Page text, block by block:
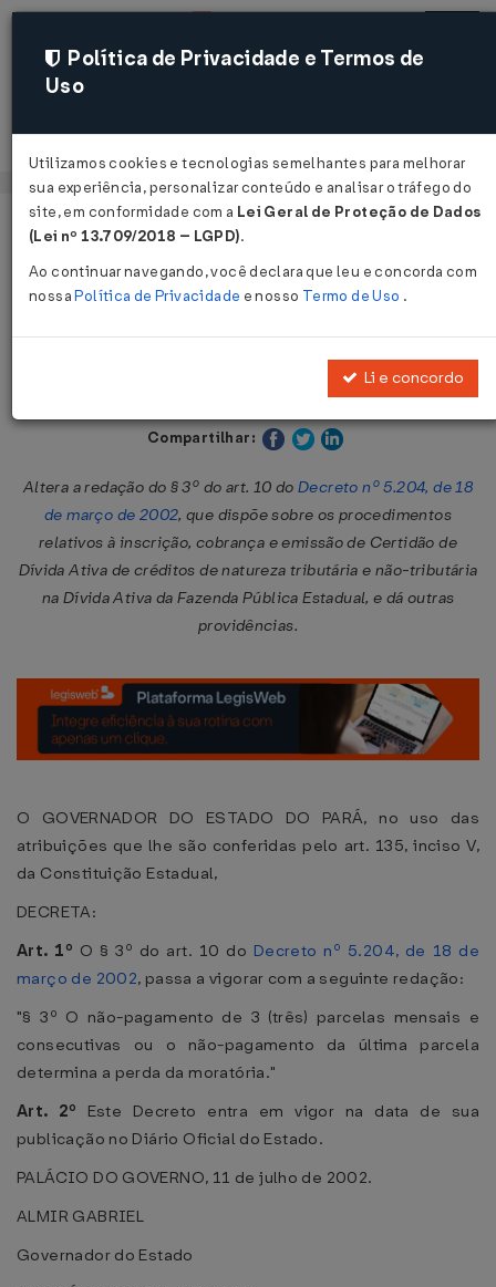
Acessar
Página Inicial Legislações
Decreto nº 5.376 de 11/07/2002
Publicado no DOE - PA em 19 jul 2002
Compartilhar:
Altera a redação do § 3º do art. 10 doDecreto nº 5.204, de 18
de março de 2002, que dispõe sobre os procedimentos
relativos à inscrição, cobrança e emissão de Certidão de
Dívida Ativa de créditos de natureza tributária e não-tributária
na Dívida Ativa da Fazenda Pública Estadual, e dá outras
providências.
O GOVERNADOR DO ESTADO DO PARÁ, no uso das
atribuições que lhe são conferidas pelo art. 135, inciso V,
da Constituição Estadual,
DECRETA:
Art. 1º O § 3º do art. 10 do Decreto nº 5.204, de 18 de
março de 2002, passa a vigorar com a seguinte redação:
"§ 3º O não-pagamento de 3 (três) parcelas mensais e
consecutivas ou o não-pagamento da última parcela
determina a perda da moratória."
Art. 2º Este Decreto entra em vigor na data de sua
publicação no Diário Oficial do Estado.
PALÁCIO DO GOVERNO, 11 de julho de 2002.
ALMIR GABRIEL
Governador do Estado
Política de Privacidade e Termos de
Uso
Utilizamos cookies e tecnologias semelhantes para melhorar
sua experiência, personalizar conteúdo e analisar o tráfego do
site, em conformidade com a Lei Geral de Proteção de Dados
(Lei nº 13.709/2018 – LGPD).
Ao continuar navegando, você declara que leu e concorda com
nossaPolítica de Privacidade e nosso Termo de Uso .
Li e concordo